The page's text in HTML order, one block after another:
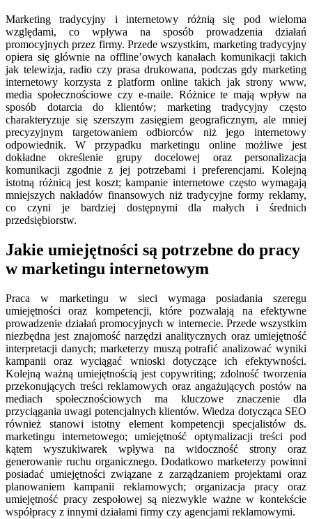
Marketing tradycyjny i internetowy różnią się pod wieloma
względami, co wpływa na sposób prowadzenia działań
promocyjnych przez firmy. Przede wszystkim, marketing tradycyjny
opiera się głównie na offline’owych kanałach komunikacji takich
jak telewizja, radio czy prasa drukowana, podczas gdy marketing
internetowy korzysta z platform online takich jak strony www,
media społecznościowe czy e-maile. Różnice te mają wpływ na
sposób dotarcia do klientów; marketing tradycyjny często
charakteryzuje się szerszym zasięgiem geograficznym, ale mniej
precyzyjnym targetowaniem odbiorców niż jego internetowy
odpowiednik. W przypadku marketingu online możliwe jest
dokładne określenie grupy docelowej oraz personalizacja
komunikacji zgodnie z jej potrzebami i preferencjami. Kolejną
istotną różnicą jest koszt; kampanie internetowe często wymagają
mniejszych nakładów finansowych niż tradycyjne formy reklamy,
co czyni je bardziej dostępnymi dla małych i średnich
przedsiębiorstw.
Jakie umiejętności są potrzebne do pracy
w marketingu internetowym
Praca w marketingu w sieci wymaga posiadania szeregu
umiejętności oraz kompetencji, które pozwalają na efektywne
prowadzenie działań promocyjnych w internecie. Przede wszystkim
niezbędna jest znajomość narzędzi analitycznych oraz umiejętność
interpretacji danych; marketerzy muszą potrafić analizować wyniki
kampanii oraz wyciągać wnioski dotyczące ich efektywności.
Kolejną ważną umiejętnością jest copywriting; zdolność tworzenia
przekonujących treści reklamowych oraz angażujących postów na
mediach społecznościowych ma kluczowe znaczenie dla
przyciągania uwagi potencjalnych klientów. Wiedza dotycząca SEO
również stanowi istotny element kompetencji specjalistów ds.
marketingu internetowego; umiejętność optymalizacji treści pod
kątem wyszukiwarek wpływa na widoczność strony oraz
generowanie ruchu organicznego. Dodatkowo marketerzy powinni
posiadać umiejętności związane z zarządzaniem projektami oraz
planowaniem kampanii reklamowych; organizacja pracy oraz
umiejętność pracy zespołowej są niezwykle ważne w kontekście
współpracy z innymi działami firmy czy agencjami reklamowymi.